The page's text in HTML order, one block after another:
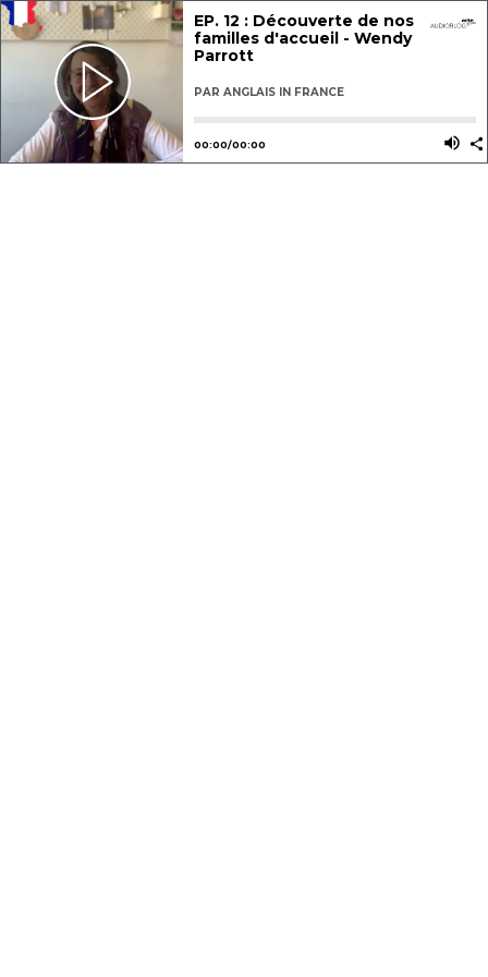
EP. 12 : Découverte de nos
familles d'accueil - Wendy
Parrott
PARANGLAIS IN FRANCE
Utilisez les flèches gauche ou
00:00/00:00